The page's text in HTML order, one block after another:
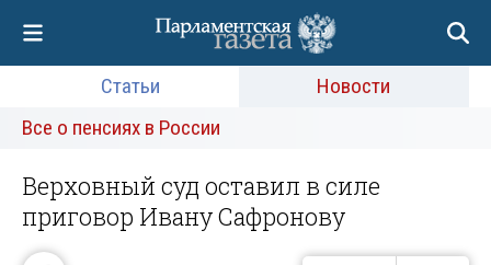
Статьи
Новости
Все о пенсиях в России
Верховный суд оставил в силе
приговор Ивану Сафронову